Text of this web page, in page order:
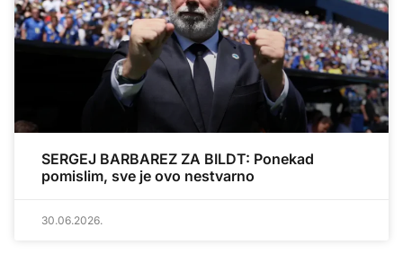
SERGEJ BARBAREZ ZA BILDT: Ponekad
pomislim, sve je ovo nestvarno
30.06.2026.